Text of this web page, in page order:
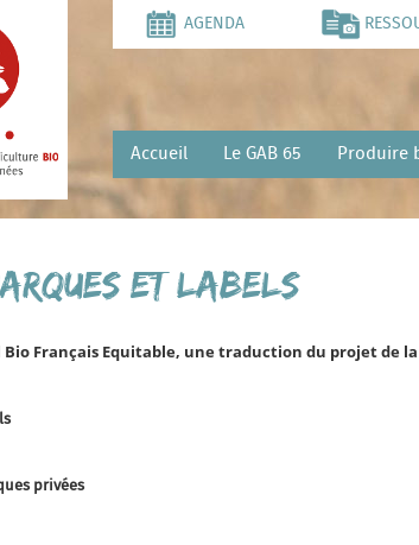
AGENDA
Accueil Le GAB 65 Produire
et labels
Bio Français Equitable, une traduction du projet de la
privées